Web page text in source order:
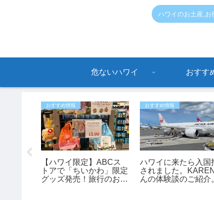
ハワイのお土産,お
危ないハワイ おすす
おすすめ情報
【ハワイ限定】ABCス
トアで「ちいかわ」限定
グッズ発売！旅行のお土
おすすめ情報
ハワイに来たら入国
されました。
んの体験談のご紹介